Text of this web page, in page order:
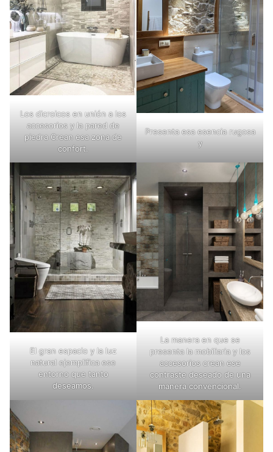
Los dicroicos en unión a los
accesorios y la pared de
piedra Crean esa zona de
confort.
Presenta esa esencia rugosa
y
El gran espacio y la luz
natural ejemplifica ese
entorno que tanto
deseamos.
La manera en que se
presenta la mobiliaria y los
accesorios crean ese
contraste deseado de una
manera convencional.